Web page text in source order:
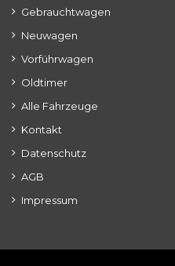
Gebrauchtwagen
Neuwagen
Vorführwagen
Oldtimer
Alle Fahrzeuge
Kontakt
Datenschutz
AGB
Impressum